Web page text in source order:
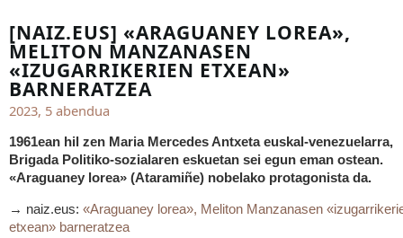
[NAIZ.EUS] «ARAGUANEY LOREA»,
MELITON MANZANASEN
«IZUGARRIKERIEN ETXEAN»
BARNERATZEA
2023, 5 abendua
1961ean hil zen Maria Mercedes Antxeta euskal-venezuelarra,
Brigada Politiko-sozialaren eskuetan sei egun eman ostean.
«Araguaney lorea» (Ataramiñe) nobelako protagonista da.
→ naiz.eus: «Araguaney lorea», Meliton Manzanasen
etxean» barneratzea